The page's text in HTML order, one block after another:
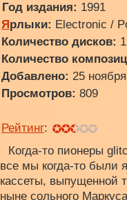
Год издания: 1991
Ярлыки: Electronic /
Количество дисков: 1
Количество
Добавлено: 25
Просмотров: 809
Рейтинг:
Когда-то пионеры
все мы когда-то были
кассеты, выпущенной
ныне сольного